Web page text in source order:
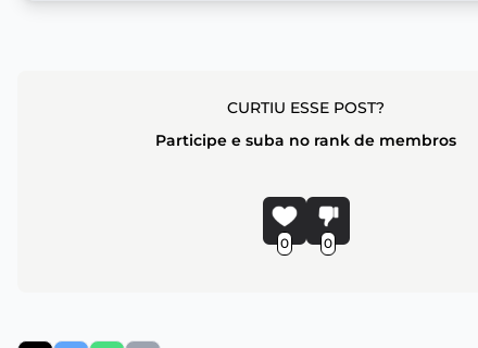
CURTIU ESSE POST?
Participe e suba no rank de membros
0 0